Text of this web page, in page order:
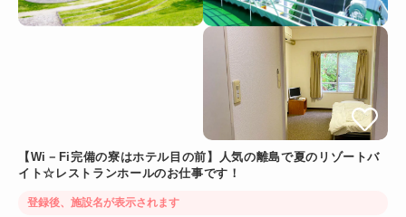
【Wi－Fi完備の寮はホテル目の前】人気の離島で夏のリゾートバ
イト☆レストランホールのお仕事です！
登録後、施設名が表示されます